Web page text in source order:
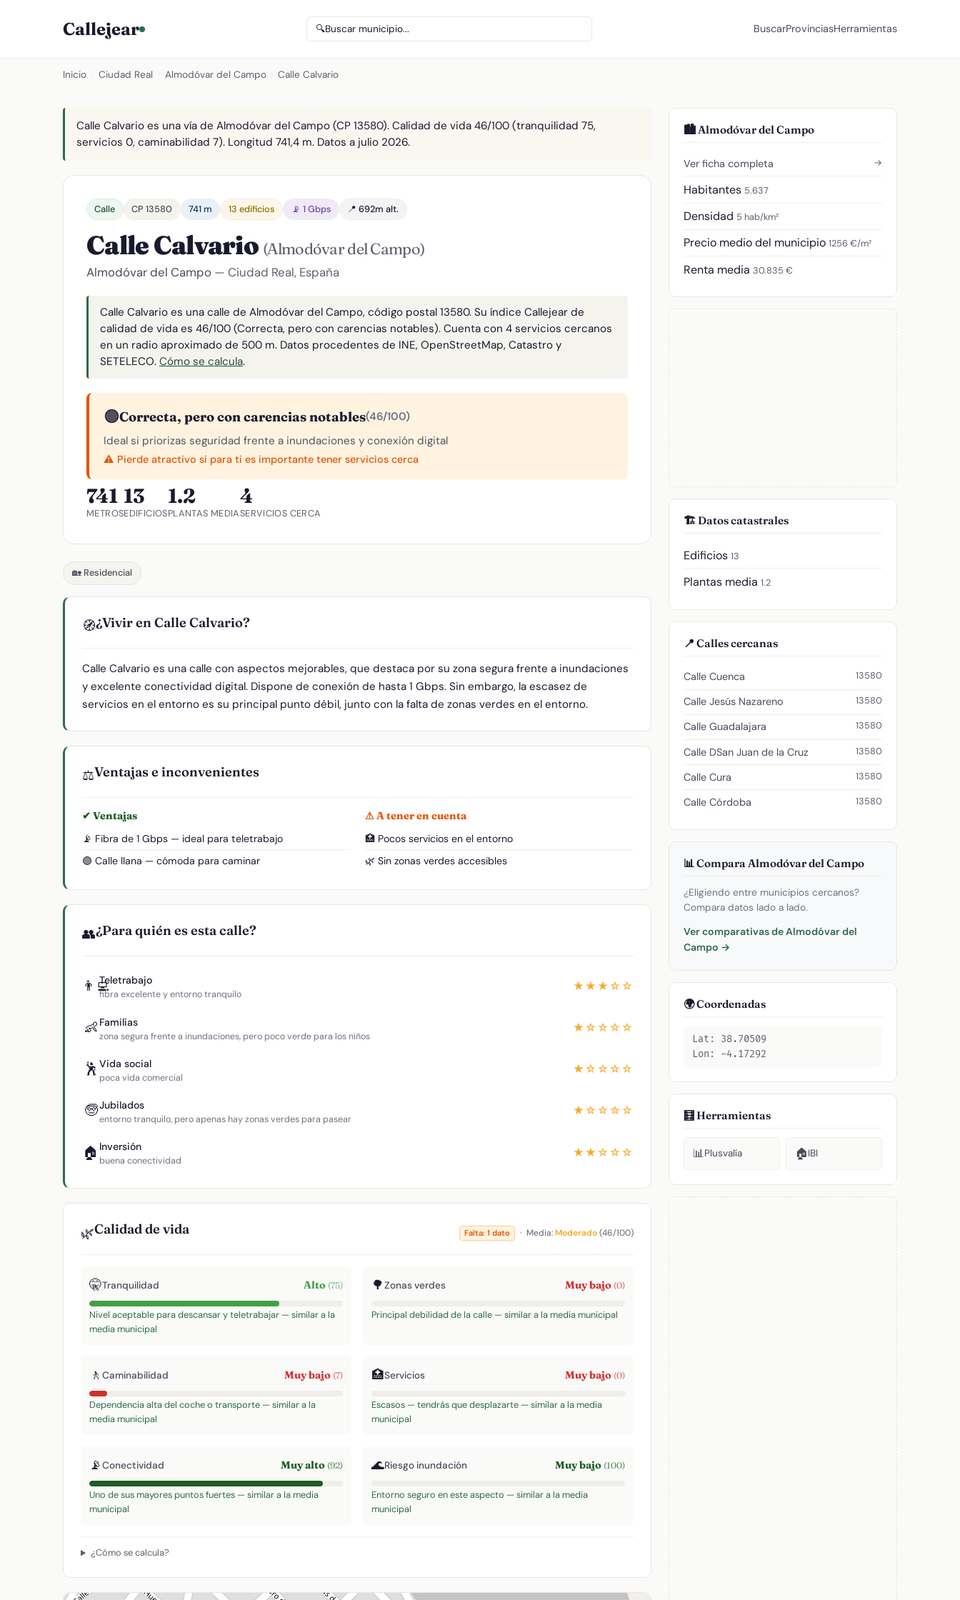
Callejear 🔍Buscar municipio... BuscarProvinciasHerramientas
Inicio Ciudad Real Almodóvar del Campo Calle Calvario
Calle Calvario es una vía de Almodóvar del Campo (CP 13580). Calidad de vida 46/100 (tranquilidad 75,
servicios 0, caminabilidad 7). Longitud 741,4 m. Datos a julio 2026.
Calle CP 13580 741 m 13 edificios 📡 1 Gbps 📍 692m alt.
Calle Calvario (Almodóvar del Campo)
Almodóvar del Campo — Ciudad Real, España
Calle Calvario es una calle de Almodóvar del Campo, código postal 13580. Su índice Callejear de
calidad de vida es 46/100 (Correcta, pero con carencias notables). Cuenta con 4 servicios cercanos
en un radio aproximado de 500 m. Datos procedentes de INE, OpenStreetMap, Catastro y
SETELECO. Cómo se calcula.
🟠Correcta, pero con carencias notables(46/100)
Ideal si priorizas seguridad frente a inundaciones y conexión digital
⚠️ Pierde atractivo si para ti es importante tener servicios cerca
741
METROS
13
EDIFICIOS
1.2
PLANTAS MEDIA
4
SERVICIOS CERCA
🏡 Residencial
🧭¿Vivir en Calle Calvario?
Calle Calvario es una calle con aspectos mejorables, que destaca por su zona segura frente a inundaciones
y excelente conectividad digital. Dispone de conexión de hasta 1 Gbps. Sin embargo, la escasez de
servicios en el entorno es su principal punto débil, junto con la falta de zonas verdes en el entorno.
⚖️Ventajas e inconvenientes
✔ Ventajas
📡 Fibra de 1 Gbps — ideal para teletrabajo
🟢 Calle llana — cómoda para caminar
⚠ A tener en cuenta
🏥 Pocos servicios en el entorno
🌿 Sin zonas verdes accesibles
👥¿Para quién es esta calle?
👨‍💻Teletrabajo
fibra excelente y entorno tranquilo
★★★☆☆
👶 Familias
zona segura frente a inundaciones, pero poco verde para los niños
★☆☆☆☆
🕺 Vida social
poca vida comercial
★☆☆☆☆
🧓Jubilados
entorno tranquilo, pero apenas hay zonas verdes para pasear
★☆☆☆☆
🏠 Inversión
buena conectividad
★★☆☆☆
🌿Calidad de vida Falta: 1 dato · Media:Moderado(46/100)
🤫Tranquilidad Alto (75)
Nivel aceptable para descansar y teletrabajar — similar a la
media municipal
🌳Zonas verdes Muy bajo (0)
Principal debilidad de la calle — similar a la media municipal
🚶 Caminabilidad Muy bajo (7)
Dependencia alta del coche o transporte — similar a la
media municipal
🏥Servicios Muy bajo (0)
Escasos — tendrás que desplazarte — similar a la media
municipal
📡Conectividad Muy alto (92)
Uno de sus mayores puntos fuertes — similar a la media
municipal
🌊Riesgo inundación Muy bajo (100)
Entorno seguro en este aspecto — similar a la media
municipal
¿Cómo se calcula?
🏙️ Almodóvar del Campo
Ver ficha completa →
Habitantes 5.637
Densidad 5 hab/km²
Precio medio del municipio 1256 €/m²
Renta media 30.835 €
🏗️ Datos catastrales
Edificios 13
Plantas media 1.2
📍 Calles cercanas
Calle Cuenca 13580
Calle Jesús Nazareno 13580
Calle Guadalajara 13580
Calle DSan Juan de la Cruz 13580
Calle Cura 13580
Calle Córdoba 13580
📊 Compara Almodóvar del Campo
¿Eligiendo entre municipios cercanos?
Compara datos lado a lado.
Ver comparativas de Almodóvar del
Campo →
🌍 Coordenadas
Lat: 38.70509
Lon: -4.17292
🧮 Herramientas
📊Plusvalía 🏠IBI